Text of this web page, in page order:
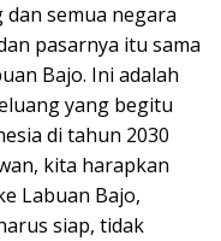
dan semua negara
pasarnya itu sama
Bajo. Ini adalah
yang begitu
di tahun 2030
kita harapkan
Labuan Bajo,
siap, tidak